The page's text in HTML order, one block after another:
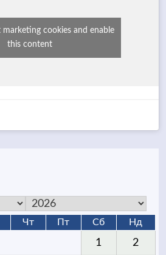
cookies and enable
this content
Чт Пт Сб Нд
1 2